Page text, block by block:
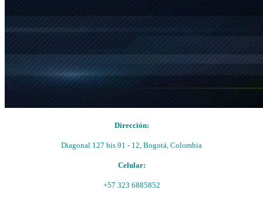
Dirección:
Diagonal 127 bis 91 - 12, Bogotá, Colombia
Celular:
+57 323 6885852